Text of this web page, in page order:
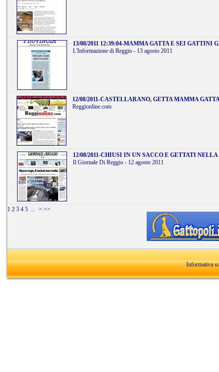
13/08/2011 12:39:04-MAMMA GATTA E SEI GATTINI
L'Informazione di Reggio - 13 agosto 2011
12/08/2011-CASTELLARANO, GETTA MAMMA
Reggionline.com
12/08/2011-CHIUSI IN UN SACCO E GETTATI
Il Giornale Di Reggio - 12 agosto 2011
1 2 3 4 5 ... > >>
Informativa